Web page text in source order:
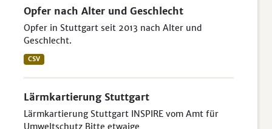
Opfer nach Alter und Geschlecht
Opfer in Stuttgart seit 2013 nach Alter und
Geschlecht.
CSV
Lärmkartierung Stuttgart
Lärmkartierung Stuttgart INSPIRE vom Amt für
Umweltschutz Bitte etwaige